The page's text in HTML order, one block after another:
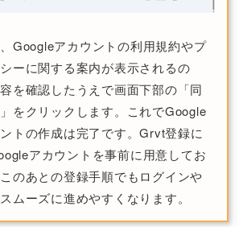
Googleアカウントの利用規約やプ
ーに関する案内が表示されるの
を確認したうえで画面下部の「同
をクリックします。これでGoogle
トの作成は完了です。Grvt登録に
アカウントを事前に用意してお
のあとの登録手順でもログインや
ムーズに進めやすくなります。